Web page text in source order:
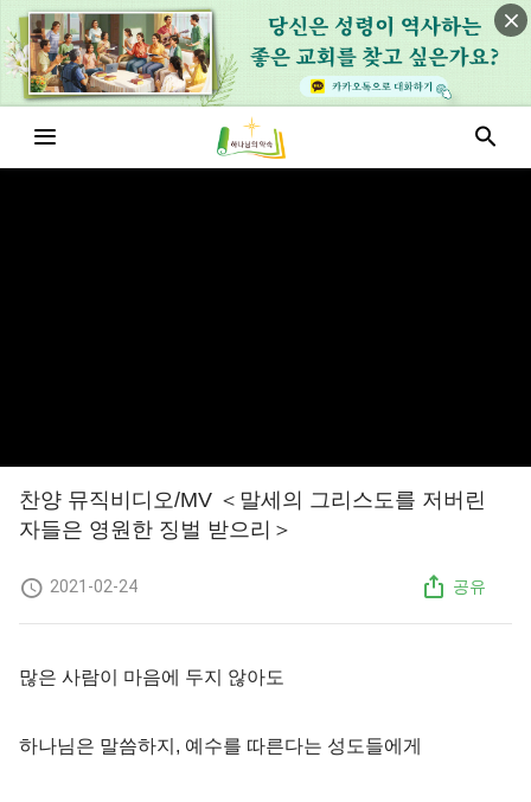
찬양 뮤직비디오/MV ＜말세의 그리스도를 저버린
자들은 영원한 징벌 받으리＞
2021-02-24 공유
많은 사람이 마음에 두지 않아도
하나님은 말씀하지, 예수를 따른다는 성도들에게